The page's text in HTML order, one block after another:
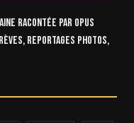
racontée par OPUS
reportages photos,